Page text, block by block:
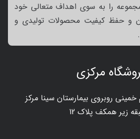
مرکزی
خمینی روبروی بیمارستان سینا مرکز
را به سوی اهداف متعالی خود
و حفظ کیفیت محصولات تولیدی و